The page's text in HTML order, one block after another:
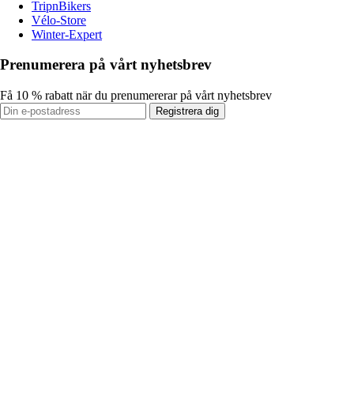
TripnBikers
Vélo-Store
Winter-Expert
Prenumerera på vårt nyhetsbrev
Få 10 % rabatt när du prenumererar på vårt nyhetsbrev
Registrera dig